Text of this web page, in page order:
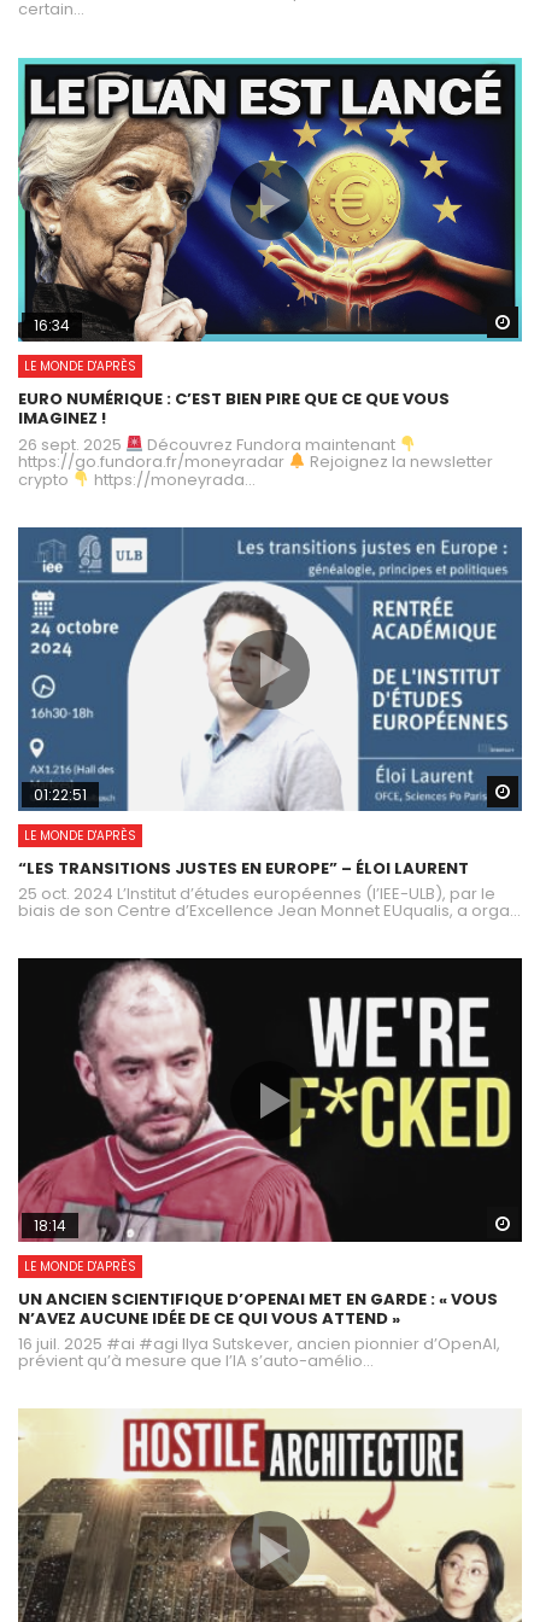
certain...
16:34
LE MONDE D'APRÈS
EURO NUMÉRIQUE : C’EST BIEN PIRE QUE CE QUE VOUS
IMAGINEZ !
26 sept. 2025
Découvrez Fundora maintenant
https://go.fundora.fr/moneyradar Rejoignez la newsletter
crypto https://moneyrada...
01:22:51
LE MONDE D'APRÈS
“LES TRANSITIONS JUSTES EN EUROPE” – ÉLOI LAURENT
25 oct. 2024 L’Institut d’études européennes (l’IEE-ULB), par le
biais de son Centre d’Excellence Jean Monnet EUqualis, a orga...
18:14
LE MONDE D'APRÈS
UN ANCIEN SCIENTIFIQUE D’OPENAI MET EN GARDE : « VOUS
N’AVEZ AUCUNE IDÉE DE CE QUI VOUS ATTEND »
16 juil. 2025 #ai #agi Ilya Sutskever, ancien pionnier d’OpenAI,
prévient qu’à mesure que l’IA s’auto-amélio...